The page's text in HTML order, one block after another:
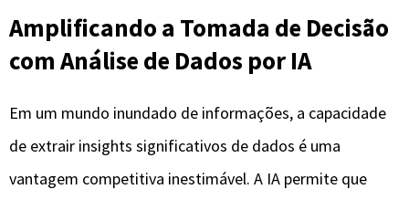
Amplificando a Tomada de Decisão
com Análise de Dados por IA
Em um mundo inundado de informações, a capacidade
de extrair insights significativos de dados é uma
vantagem competitiva inestimável. A IA permite que